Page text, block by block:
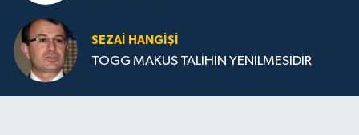
SEZAI HANGİŞİ
TOGG MAKUS TALİHİN YENİLMESİDİR